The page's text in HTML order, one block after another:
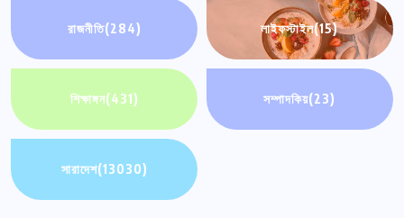
রাজনীতি(284) লাইফস্টাইল(15)
শিক্ষাঙ্গন(431) সম্পাদকিয়(23)
সারাদেশ(13030)